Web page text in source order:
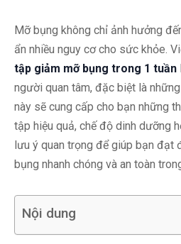
Mỡ bụng không chỉ ảnh hưởng
ẩn nhiều nguy cơ cho sức khỏe.
tập giảm mỡ bụng trong 1 tuần
người quan tâm, đặc biệt là
này sẽ cung cấp cho bạn những
tập hiệu quả, chế độ dinh dưỡng
lưu ý quan trọng để giúp bạn đạt
bụng nhanh chóng và an toàn
Nội dung